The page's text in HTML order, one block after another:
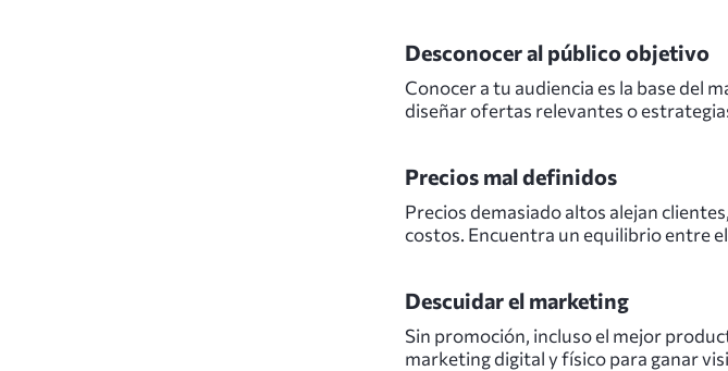
Desconocer al público objetivo
Conocer a tu audiencia es la base del
diseñar ofertas relevantes o
Precios mal definidos
Precios demasiado altos alejan
costos. Encuentra un equilibrio entre
Descuidar el marketing
Sin promoción, incluso el mejor
marketing digital y físico para ganar